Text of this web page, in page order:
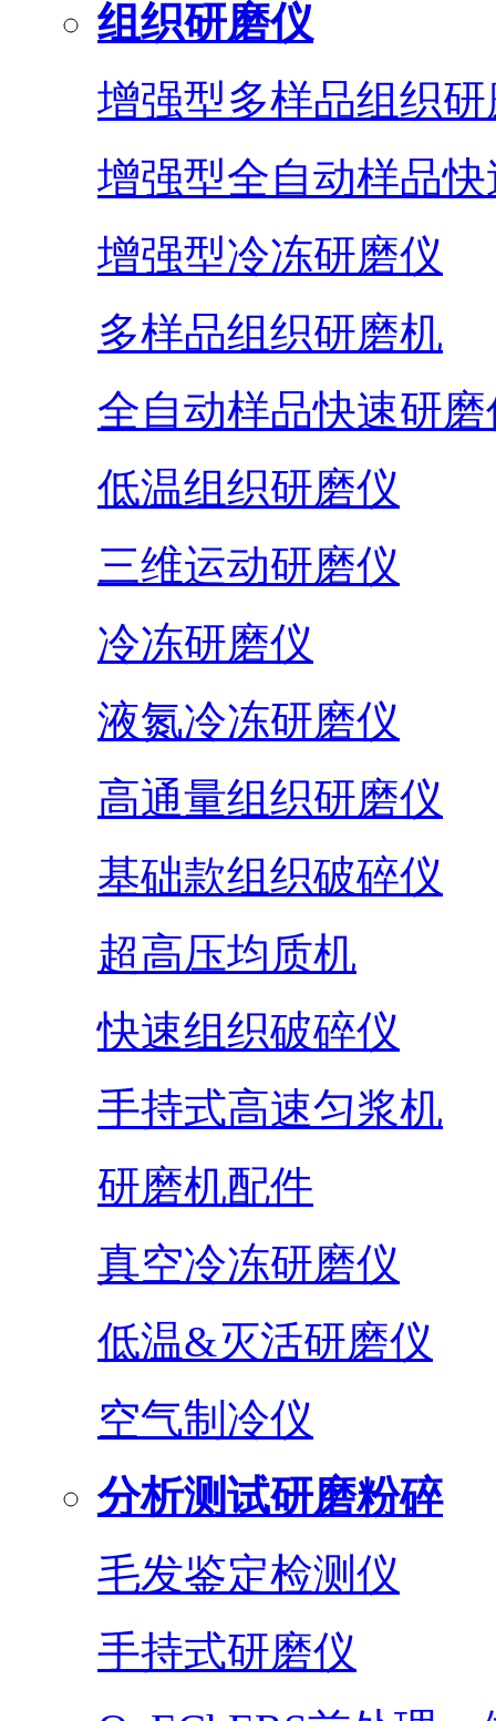
组织研磨仪
增强型多样品组织
增强型全自动样品
增强型冷冻研磨仪
多样品组织研磨机
全自动样品快速研磨
低温组织研磨仪
三维运动研磨仪
冷冻研磨仪
液氮冷冻研磨仪
高通量组织研磨仪
基础款组织破碎仪
超高压均质机
快速组织破碎仪
手持式高速匀浆机
研磨机配件
真空冷冻研磨仪
低温&灭活研磨仪
空气制冷仪
分析测试研磨粉碎
毛发鉴定检测仪
手持式研磨仪